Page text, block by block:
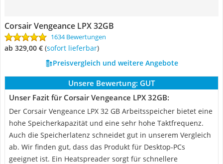
Corsair Vengeance LPX 32GB
1634 Bewertungen
ab 329,00 € ( Sofort lieferbar)
Preisvergleich und weitere Angebote
Unsere Bewertung: GUT
Unser Fazit für Corsair Vengeance LPX 32GB:
Der Corsair Vengeance LPX 32 GB Arbeitsspeicher bietet eine
hohe Speicherkapazität und eine sehr hohe Taktfrequenz.
Auch die Speicherlatenz schneidet gut in unserem Vergleich
ab. Wir finden gut, dass das Produkt für Desktop-PCs
geeignet ist. Ein Heatspreader sorgt für schnellere